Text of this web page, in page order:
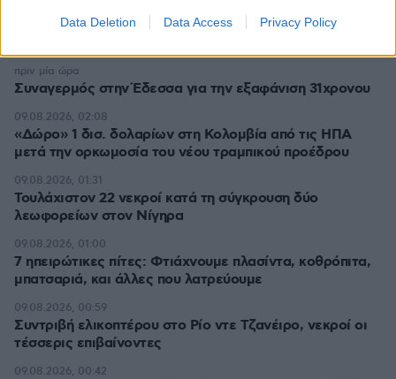
Data Deletion Data Access Privacy Policy
Τουλάχιστον τρεις νεκροί και πολλοί τραυματίες
Συναγερμός στην Έδεσσα για την εξαφάνιση 31χρονου
πριν μία ώρα
«Δώρο» 1 δισ. δολαρίων στη Κολομβία από τις ΗΠΑ
μετά την ορκωμοσία του νέου τραμπικού προέδρου
09.08.2026, 02:08
Τουλάχιστον 22 νεκροί κατά τη σύγκρουση δύο
λεωφορείων στον Νίγηρα
09.08.2026, 01:31
7 ηπειρώτικες πίτες: Φτιάχνουμε πλασίντα, κοθρόπιτα,
μπατσαριά, και άλλες που λατρεύουμε
09.08.2026, 01:00
Συντριβή ελικοπτέρου στο Ρίο ντε Τζανέιρο, νεκροί οι
τέσσερις επιβαίνοντες
09.08.2026, 00:59
09.08.2026, 00:42